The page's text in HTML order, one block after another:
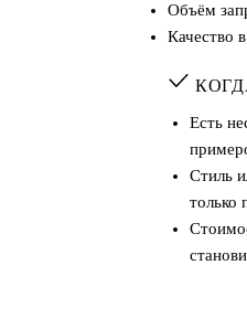
Объём
Качество
Есть
Стиль
только